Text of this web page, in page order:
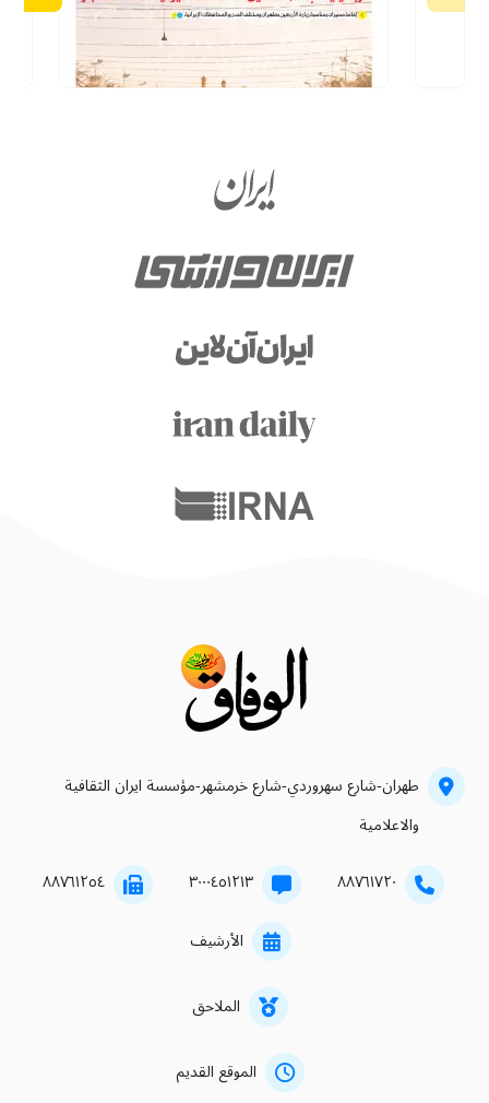
طهران-شارع سهروردي-شارع خرمشهر-مؤسسة ايران الثقافية
والاعلامية
۸۸۷٦۱۷۲۰ ۳۰۰۰٤٥۱۲۱۳ ۸۸۷٦۱۲٥٤
الأرشيف
الملاحق
الموقع القديم